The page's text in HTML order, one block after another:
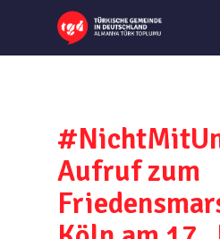
main
Aufruf zum